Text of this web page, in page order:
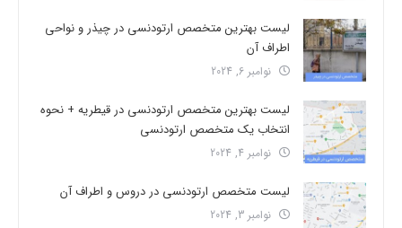
لیست بهترین متخصص ارتودنسی در چیذر و نواحی
اطراف آن
نوامبر 6, 2024
لیست بهترین متخصص ارتودنسی در قیطریه + نحوه
انتخاب یک متخصص ارتودنسی
نوامبر 4, 2024
لیست متخصص ارتودنسی در دروس و اطراف آن
نوامبر 3, 2024